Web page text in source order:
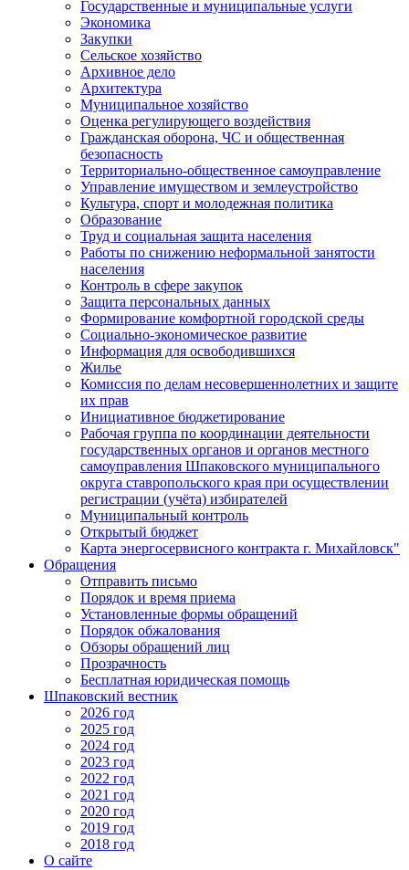
Государственные и муниципальные услуги
Экономика
Закупки
Сельское хозяйство
Архивное дело
Архитектура
Муниципальное хозяйство
Оценка регулирующего воздействия
Гражданская оборона, ЧС и общественная
безопасность
Территориально-общественное самоуправление
Управление имуществом и землеустройство
Культура, спорт и молодежная политика
Образование
Труд и социальная защита населения
Работы по снижению неформальной занятости
населения
Контроль в сфере закупок
Защита персональных данных
Формирование комфортной городской среды
Социально-экономическое развитие
Информация для освободившихся
Жилье
Комиссия по делам несовершеннолетних и защите
их прав
Инициативное бюджетирование
Рабочая группа по координации деятельности
государственных органов и органов местного
самоуправления Шпаковского муниципального
округа ставропольского края при осуществлении
регистрации (учёта) избирателей
Муниципальный контроль
Открытый бюджет
Карта энергосервисного контракта г. Михайловск"
Обращения
Отправить письмо
Порядок и время приема
Установленные формы обращений
Порядок обжалования
Обзоры обращений лиц
Прозрачность
Бесплатная юридическая помощь
Шпаковский вестник
2026 год
2025 год
2024 год
2023 год
2022 год
2021 год
2020 год
2019 год
2018 год
О сайте